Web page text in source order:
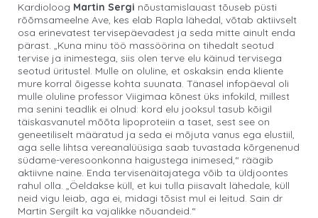
Kardioloog Martin Sergi nõustamislauast tõuseb püsti
rõõmsameelne Ave, kes elab Rapla lähedal, võtab aktiivselt
osa erinevatest tervisepäevadest ja seda mitte ainult enda
pärast. „Kuna minu töö massöörina on tihedalt seotud
tervise ja inimestega, siis olen terve elu käinud tervisega
seotud üritustel. Mulle on oluline, et oskaksin enda kliente
mure korral õigesse kohta suunata. Tänasel infopäeval oli
mulle oluline professor Viigimaa kõnest üks infokild, millest
ma senini teadlik ei olnud: kord elu jooksul tasub kõigil
täiskasvanutel mõõta lipoproteiin a taset, sest see on
geneetiliselt määratud ja seda ei mõjuta vanus ega elustiil,
aga selle lihtsa vereanalüüsiga saab tuvastada kõrgenenud
südame-veresoonkonna haigustega inimesed,“ räägib
aktiivne naine. Enda tervisenäitajatega võib ta üldjoontes
rahul olla. „Öeldakse küll, et kui tulla piisavalt lähedale, küll
neid vigu leiab, aga ei, midagi tõsist mul ei leitud. Sain dr
Martin Sergilt ka vajalikke nõuandeid.“